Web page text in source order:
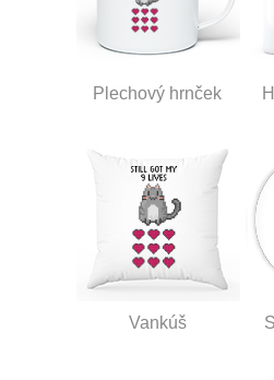
Plechový hrnček
Vankúš